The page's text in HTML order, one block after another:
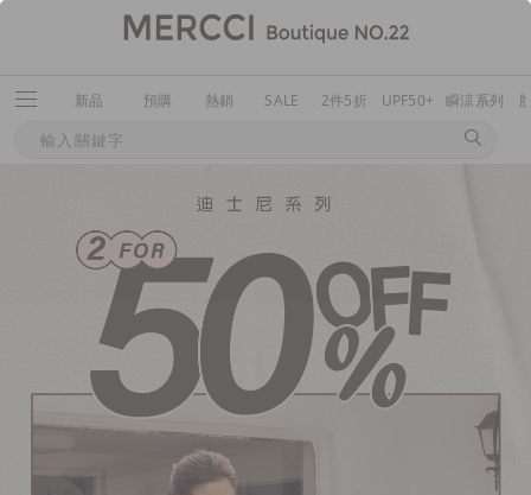
新品 預購 熱銷 SALE 2件5折 UPF50+ 瞬涼系列